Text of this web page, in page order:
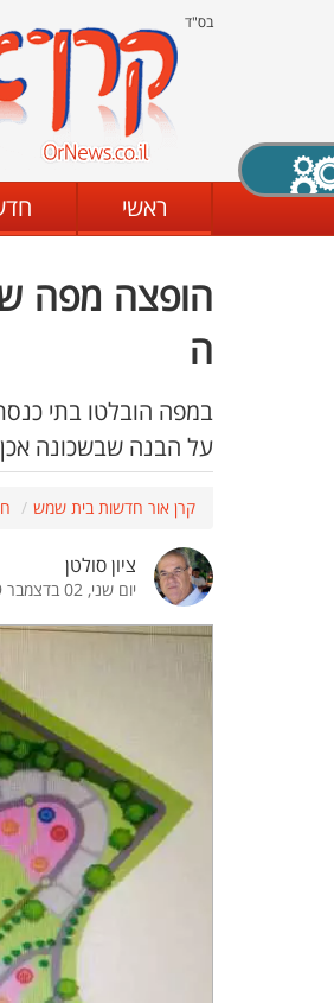
בס"ד
ראשי
הופצה מפה
ה
במפה הובלטו בתי
על הבנה שבשכונה אכן
קרן אור חדשות בית שמש
ציון סולטן
יום שני, 02 בדצמבר 2019, 02:36
X סגירה
מצב שחור - לבן קביעת ניגודיות
הדגשת קישורים הדגשת כותרות
התאמת קריאה